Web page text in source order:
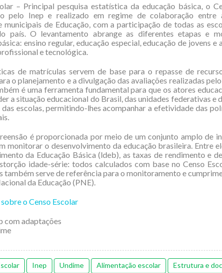
– Principal pesquisa estatística da educação básica, o
pelo Inep e realizado em regime de colaboração entre
municipais de Educação, com a participação de todas as
país. O levantamento abrange as diferentes etapas e
ensino regular, educação especial, educação de jovens e
e tecnológica.
de matrículas servem de base para o repasse de
o planejamento e a divulgação das avaliações realizadas
é uma ferramenta fundamental para que os atores
a situação educacional do Brasil, das unidades federativas e
escolas, permitindo-lhes acompanhar a efetividade das
é proporcionada por meio de um conjunto amplo de
monitorar o desenvolvimento da educação brasileira. Entre
da Educação Básica (ldeb), as taxas de rendimento e
idade-série: todos calculados com base no Censo
também serve de referência para o monitoramento e
da Educação (PNE).
o Censo Escolar
com adaptações
Inep Undime Alimentação escolar Estrutura e